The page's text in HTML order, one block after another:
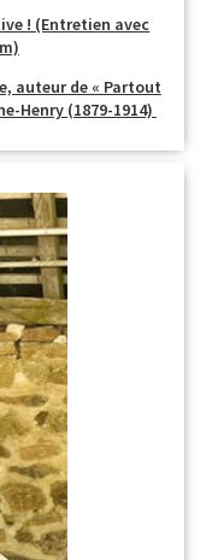
! (Entretien avec
auteur de « Partout
Henry (1879-1914)